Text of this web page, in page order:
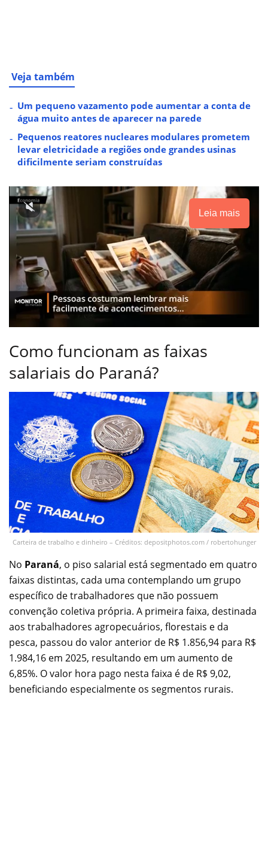
Veja também
Um pequeno vazamento pode aumentar a conta de
água muito antes de aparecer na parede
Pequenos reatores nucleares modulares prometem
levar eletricidade a regiões onde grandes usinas
dificilmente seriam construídas
Leia mais
Como funcionam as faixas
salariais do Paraná?
Carteira de trabalho e dinheiro – Créditos: depositphotos.com / robertohunger
No Paraná, o piso salarial está segmentado em quatro
faixas distintas, cada uma contemplando um grupo
específico de trabalhadores que não possuem
convenção coletiva própria. A primeira faixa, destinada
aos trabalhadores agropecuários, florestais e da
pesca, passou do valor anterior de R$ 1.856,94 para R$
1.984,16 em 2025, resultando em um aumento de
6,85%. O valor hora pago nesta faixa é de R$ 9,02,
beneficiando especialmente os segmentos rurais.